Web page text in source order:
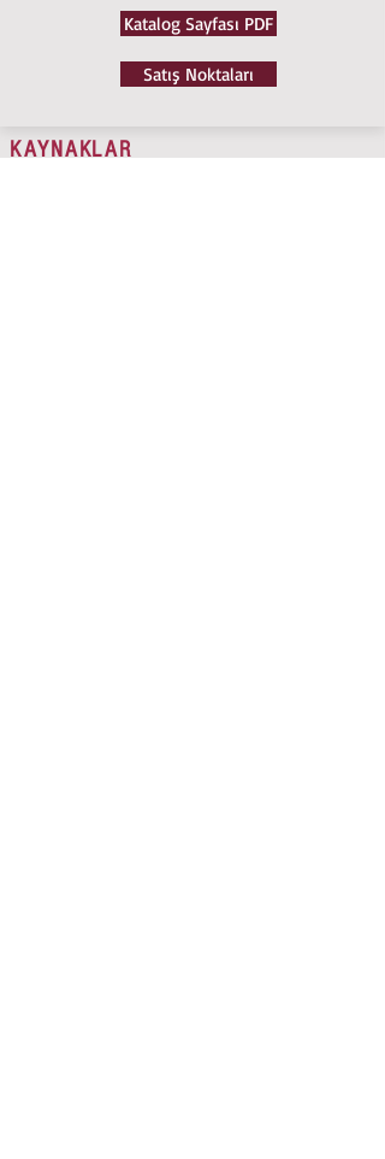
Katalog Sayfası PDF
Satış Noktaları
KAYNAKLAR